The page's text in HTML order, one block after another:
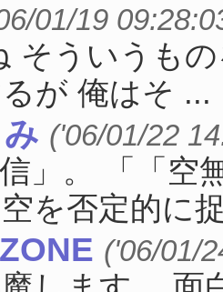
01/19
そういうも
が 俺はそ ...
('06/01/22
信」。 「「
を否定的に
('06/01/